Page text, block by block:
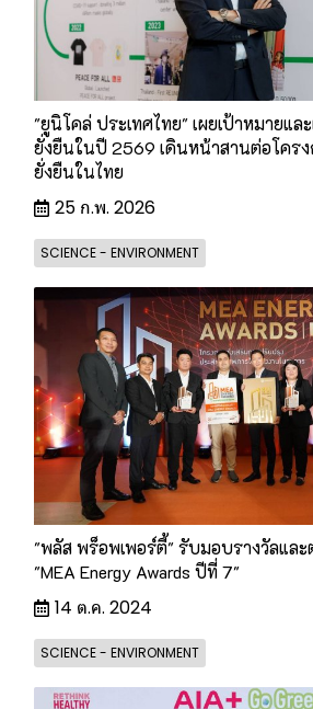
"ยูนิโคล่ ประเทศไทย" เผยเป้าหมายแ
ยั่งยืนในปี 2569 เดินหน้าสานต่อโครง
ยั่งยืนในไทย
25 ก.พ. 2026
SCIENCE - ENVIRONMENT
"พลัส พร็อพเพอร์ตี้" รับมอบรางวัลแล
"MEA Energy Awards ปีที่ 7"
14 ต.ค. 2024
SCIENCE - ENVIRONMENT